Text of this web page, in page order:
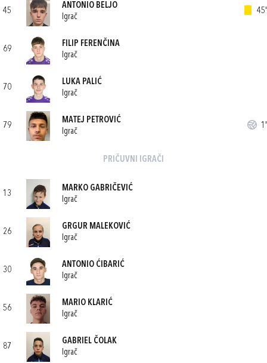
45
ANTONIO BELJO
Igrač
45'
69
FILIP FERENČINA
Igrač
70
LUKA PALIĆ
Igrač
79
MATEJ PETROVIĆ
Igrač
1'
PRIČUVNI IGRAČI
13
MARKO GABRIČEVIĆ
Igrač
26
GRGUR MALEKOVIĆ
Igrač
30
ANTONIO ĆIBARIĆ
Igrač
56
MARIO KLARIĆ
Igrač
87
GABRIEL ČOLAK
Igrač